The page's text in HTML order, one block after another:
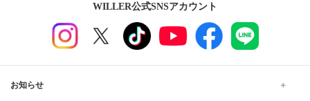
WILLER公式SNSアカウント
お知らせ